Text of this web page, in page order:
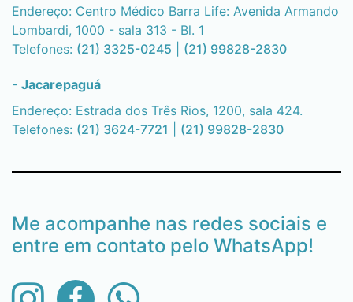
Endereço: Centro Médico Barra Life: Avenida Armando
Lombardi, 1000 - sala 313 - Bl. 1
Telefones: (21) 3325-0245 (21) 99828-2830
- Jacarepaguá
Endereço: Estrada dos Três Rios, 1200, sala 424.
Telefones: (21) 3624-7721 (21) 99828-2830
Me acompanhe nas redes sociais e
entre em contato pelo WhatsApp!